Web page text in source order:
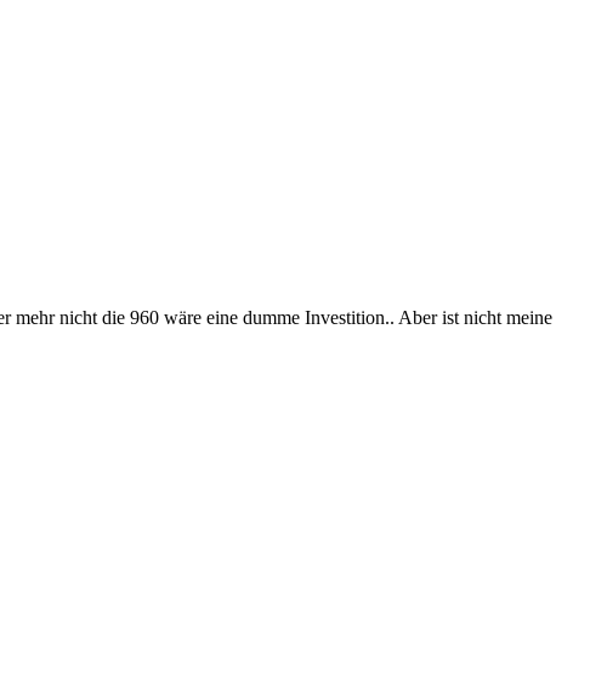
mehr nicht die 960 wäre eine dumme Investition.. Aber ist nicht meine